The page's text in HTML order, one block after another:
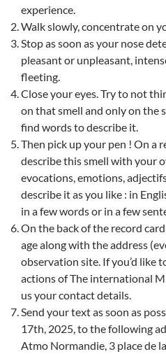
experience.
Walk slowly, concentrate on
Stop as soon as your nose
pleasant or unpleasant,
fleeting.
Close your eyes. Try to not
on that smell and only on the
find words to describe it.
Then pick up your pen ! On a
describe this smell with your
evocations, emotions,
describe it as you like : in
in a few words or in a few
On the back of the record
age along with the address
observation site. If you’d like
actions of The international
us your contact details.
Send your text as soon as
17th, 2025, to the following
Atmo Normandie, 3 place de